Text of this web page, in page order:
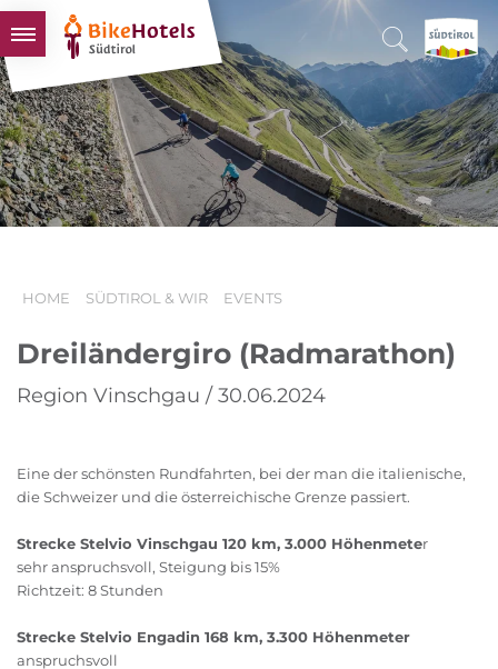
BIKEHOTELS
HOTELS & PAKETE
TOUREN & REVIERE
SÜDTIROL & WIR
HOME SÜDTIROL & WIR EVENTS
Dreiländergiro (Radmarathon)
Region Vinschgau / 30.06.2024
Eine der schönsten Rundfahrten, bei der man die italienische,
die Schweizer und die österreichische Grenze passiert.
Strecke Stelvio Vinschgau 120 km, 3.000 Höhenmeter
sehr anspruchsvoll, Steigung bis 15%
Richtzeit: 8 Stunden
Strecke Stelvio Engadin 168 km, 3.300 Höhenmeter
anspruchsvoll